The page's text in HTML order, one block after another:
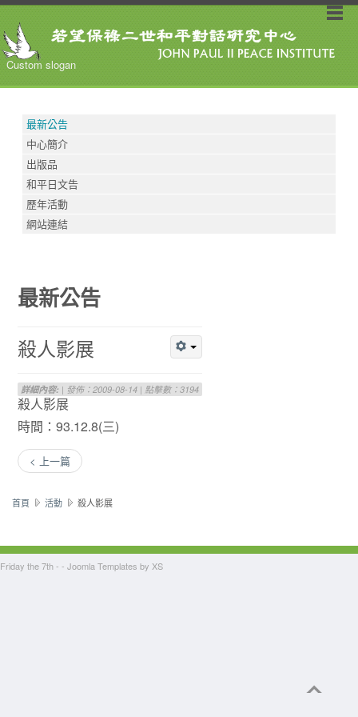
Custom slogan
最新公告
中心簡介
出版品
和平日文告
歷年活動
網站連結
最新公告
殺人影展
詳細內容: | 發佈：2009-08-14 | 點擊數：3194
殺人影展
時間：93.12.8(三)
< 上一篇
首頁 活動 殺人影展
Friday the 7th - - Joomla Templates by XS